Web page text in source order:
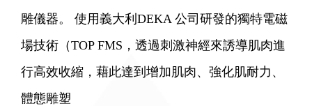
雕儀器。 使用義大利DEKA 公司研發的獨特電磁
場技術（TOP FMS，透過刺激神經來誘導肌肉進
行高效收縮，藉此達到增加肌肉、強化肌耐力、
體態雕塑